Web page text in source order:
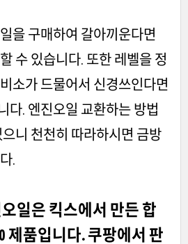
을 구매하여 갈아끼운다면
수 있습니다. 또한 레벨을 정
소가 드물어서 신경쓰인다면
다. 엔진오일 교환하는 방법
니 천천히 따라하시면 금방
.
일은 킥스에서 만든 합
제품입니다. 쿠팡에서 판